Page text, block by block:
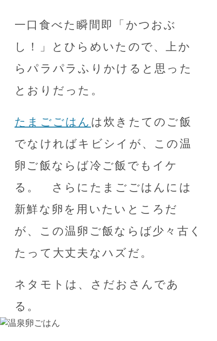
一口食べた瞬間即「かつおぶ
し！」とひらめいたので、上か
らパラパラふりかけると思った
とおりだった。
たまごごはん は炊きたてのご飯
でなければキビシイが、この温
卵ご飯ならば冷ご飯でもイケ
る。 さらにたまごごはんには
新鮮な卵を用いたいところだ
が、この温卵ご飯ならば少々古く
たって大丈夫なハズだ。
ネタモトは、さだおさんであ
る。